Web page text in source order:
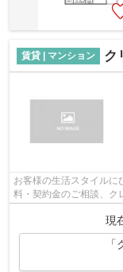
賃貸 | マンション ク
お客様の生活スタイルに
料・契約金のご相談、ク
しのことならどんなこと
現